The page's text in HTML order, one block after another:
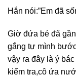
Hắn nói:”Em đã
Giờ đứa bé đã
gắng tự mình
vậy ra đây là ý
kiểm tra,cô ứa